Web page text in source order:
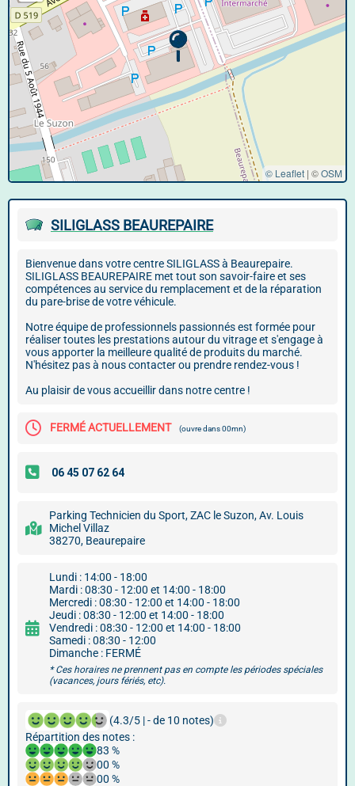
© Leaflet | ©OSM
SILIGLASS BEAUREPAIRE
Bienvenue dans votre centre SILIGLASS à Beaurepaire.
SILIGLASS BEAUREPAIRE met tout son savoir-faire et ses
compétences au service du remplacement et de la réparation
du pare-brise de votre véhicule.
Notre équipe de professionnels passionnés est formée pour
réaliser toutes les prestations autour du vitrage et s'engage à
vous apporter la meilleure qualité de produits du marché.
N'hésitez pas à nous contacter ou prendre rendez-vous !
Au plaisir de vous accueillir dans notre centre !
FERMÉ ACTUELLEMENT (ouvre dans 00mn)
Parking Technicien du Sport, ZAC le Suzon, Av. Louis
Michel Villaz
38270, Beaurepaire
Lundi : 14:00 - 18:00
Mardi : 08:30 - 12:00 et 14:00 - 18:00
Mercredi : 08:30 - 12:00 et 14:00 - 18:00
Jeudi : 08:30 - 12:00 et 14:00 - 18:00
Vendredi : 08:30 - 12:00 et 14:00 - 18:00
Samedi : 08:30 - 12:00
Dimanche : FERMÉ
* Ces horaires ne prennent pas en compte les périodes spéciales
(vacances, jours fériés, etc).
(4.3/5 | - de 10 notes)
Répartition des notes :
83 %
00 %
00 %